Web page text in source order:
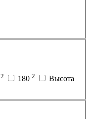
2 180 2
Высота